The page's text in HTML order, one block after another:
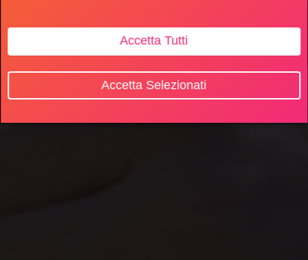
Accetta Tutti
Accetta Selezionati